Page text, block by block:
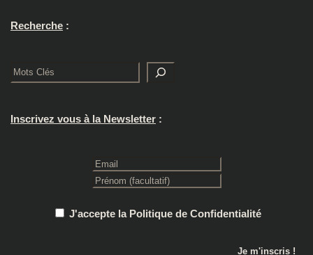
Recherche :
Rechercher
Inscrivez vous à la Newsletter :
J'accepte la Politique de Confidentialité